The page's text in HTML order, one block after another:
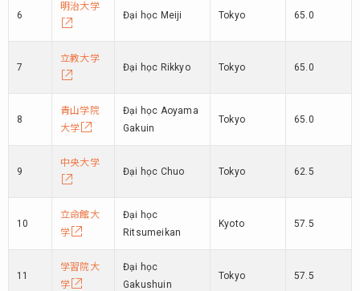
6
明治大学
Đại học Meiji Tokyo 65.0
7
立教大学
Đại học Rikkyo Tokyo 65.0
8
青山学院
大学
Đại học Aoyama
Gakuin
Tokyo 65.0
9
中央大学
Đại học Chuo Tokyo 62.5
10
立命館大
学
Đại học
Ritsumeikan
Kyoto 57.5
11
学習院大
学
Đại học
Gakushuin
Tokyo 57.5